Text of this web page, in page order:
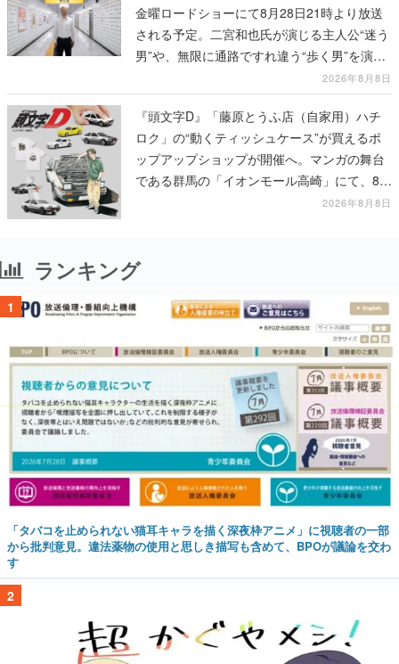
金曜ロードショーにて8月28日21時より放送
される予定。二宮和也氏が演じる主人公“迷う
男”や、無限に通路ですれ違う“歩く男”を演じ
2026年8月8日
『頭文字D』「藤原とうふ店（自家用）ハチ
ロク」の“動くティッシュケース”が買えるポ
ップアップショップが開催へ。マンガの舞台
である群馬の「イオンモール高崎」にて、8月
11日から8月20日までの期間限定で開催予定
2026年8月8日
ランキング
1
「タバコを止められない猫耳キャラを描く深夜枠アニメ」に視聴者の一部
から批判意見。違法薬物の使用と思しき描写も含めて、BPOが議論を交わ
す
2